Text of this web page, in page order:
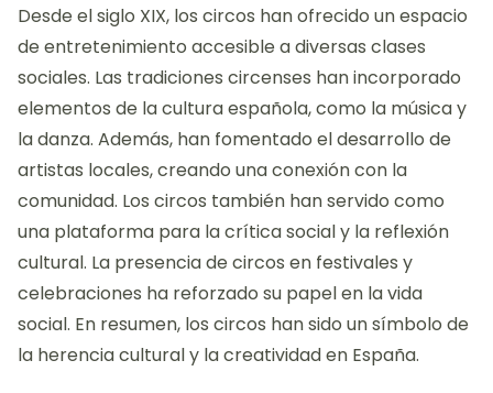
Desde el siglo XIX, los circos han ofrecido un espacio
de entretenimiento accesible a diversas clases
sociales. Las tradiciones circenses han incorporado
elementos de la cultura española, como la música y
la danza. Además, han fomentado el desarrollo de
artistas locales, creando una conexión con la
comunidad. Los circos también han servido como
una plataforma para la crítica social y la reflexión
cultural. La presencia de circos en festivales y
celebraciones ha reforzado su papel en la vida
social. En resumen, los circos han sido un símbolo de
la herencia cultural y la creatividad en España.